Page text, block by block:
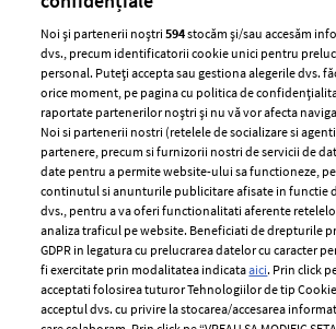
ELLE Style Awards
2024
Despre ELLE
Romania
Contact
Abonamente
Termeni
Politica
Politica
Noi și partenerii noștri594stocăm și/sau accesăm
dvs., precum identificatorii cookie unici pentru
personal. Puteți accepta sau gestiona alegerile dvs.
orice moment, pe pagina cu politica de
raportate partenerilor noștri și nu vă vor afecta
Noi si partenerii nostri (retelele de socializare si
partenere, precum si furnizorii nostri de servicii de
date pentru a permite website-ului sa functioneze,
continutul si anunturile publicitare afisate in functie
dvs., pentru a va oferi functionalitati aferente
analiza traficul pe website. Beneficiati de drepturile
GDPR in legatura cu prelucrarea datelor cu caracter
fi exercitate prin modalitatea indicataaici. Prin click
acceptati folosirea tuturor Tehnologiilor de tip
acceptul dvs. cu privire la stocarea/accesarea